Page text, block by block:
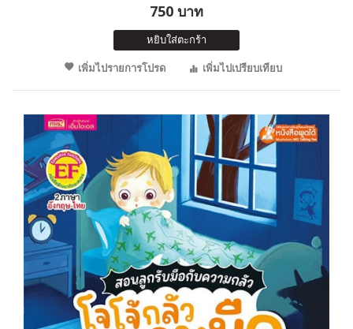
750 บาท
หยิบใส่ตะกร้า
เพิ่มไปรายการโปรด
เพิ่มไปเปรียบเทียบ